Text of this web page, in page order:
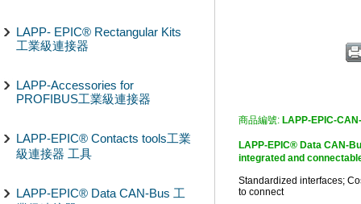
LAPP- EPIC® Rectangular Kits
工業級連接器
LAPP-Accessories for
PROFIBUS工業級連接器
LAPP-EPIC® Contacts tools工業
級連接器 工具
LAPP-EPIC® Data CAN-Bus 工
商品編號: LAPP-EPIC-
LAPP-EPIC® Data CAN-
integrated and
Standardized interfaces;
to connect